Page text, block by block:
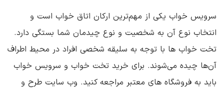
سرویس خواب یکی از مهم‌ترین ارکان اتاق خواب است و
انتخاب نوع آن به شخصیت و نوع چیدمان شما بستگی دارد.
تخت خواب ها با توجه به سلیقه شخصی افراد در محیط اطراف
آن‌ها چیده می‌شوند. برای خرید تخت خواب و سرویس خواب
باید به فروشگاه های معتبر مراجعه کنید. وب سایت طرح و